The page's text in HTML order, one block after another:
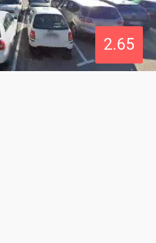
2.65